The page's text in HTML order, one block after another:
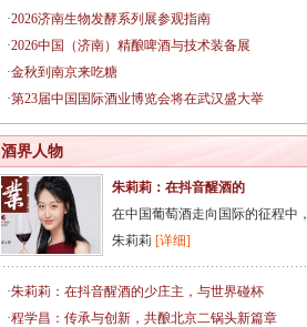
·2026济南生物发酵系列展参观指南
·2026中国（济南）精酿啤酒与技术装备展
·金秋到南京来吃糖
·第23届中国国际酒业博览会将在武汉盛大举
酒界人物
朱莉莉：在抖音醒酒的
在中国葡萄酒走向国际的征程中，
朱莉莉 [详细]
·朱莉莉：在抖音醒酒的少庄主，与世界碰杯
·程学昌：传承与创新，共酿北京二锅头新篇章